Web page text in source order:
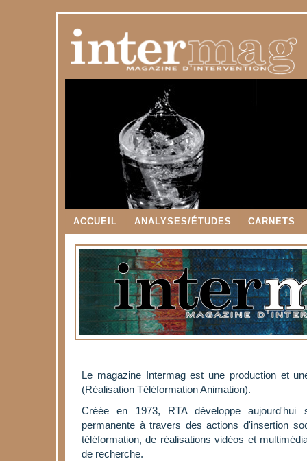
ACCUEIL ANALYSES/ÉTUDES CARNETS
Le magazine Intermag est une production et
(Réalisation Téléformation Animation).
Créée en 1973, RTA développe aujourd'hui
permanente à travers des actions d'insertion
téléformation, de réalisations vidéos et
de recherche.